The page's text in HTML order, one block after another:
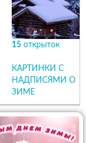
15 открыток
КАРТИНКИ С
НАДПИСЯМИ О
ЗИМЕ